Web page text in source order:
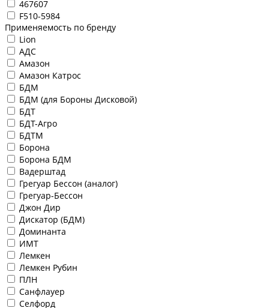
467607
F510-5984
Применяемость по бренду
Lion
АДС
Амазон
Амазон Катрос
БДМ
БДМ (для Бороны Дисковой)
БДТ
БДТ-Агро
БДТМ
Борона
Борона БДМ
Вадерштад
Грегуар Бессон (аналог)
Грегуар-Бессон
Джон Дир
Дискатор (БДМ)
Доминанта
ИМТ
Лемкен
Лемкен Рубин
ПЛН
Санфлауер
Селфорд